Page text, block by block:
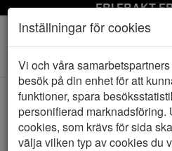
FRI FRAKT
Toggle
navigation
HEM KAVAT
Inställningar för cookies
Vi och våra
besök på din enhet för att
funktioner, spara
personifierad marknadsföring.
cookies, som krävs för sida
välja vilken typ av cookies du